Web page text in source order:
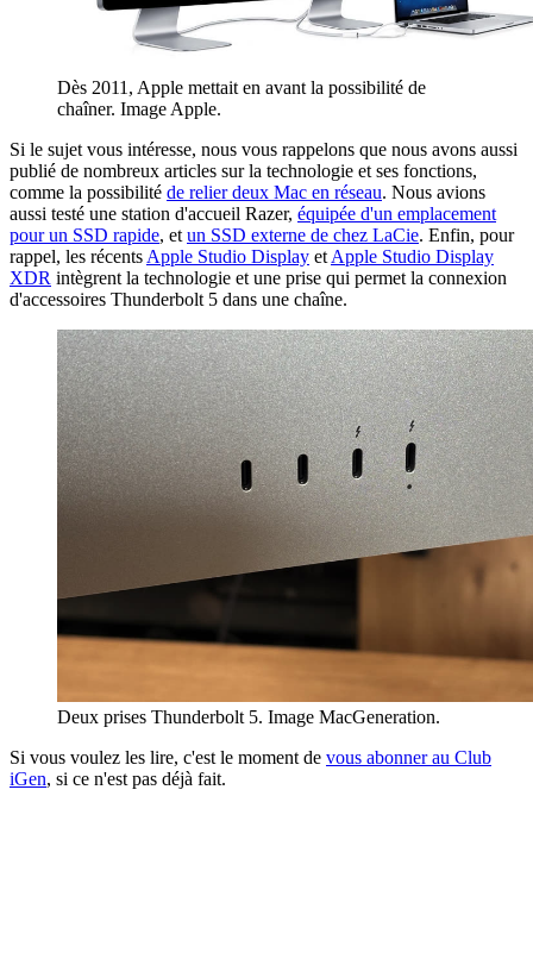
Dès 2011, Apple mettait en avant la possibilité de
chaîner. Image Apple.
Si le sujet vous intéresse, nous vous rappelons que nous avons aussi
publié de nombreux articles sur la technologie et ses fonctions,
comme la possibilité de relier deux Mac en réseau. Nous avions
aussi testé une station d'accueil Razer, équipée d'un emplacement
pour un SSD rapide, etun SSD externe de chez LaCie. Enfin, pour
rappel, les récentsApple Studio Display etApple Studio Display
XDR intègrent la technologie et une prise qui permet la connexion
d'accessoires Thunderbolt 5 dans une chaîne.
Deux prises Thunderbolt 5. Image MacGeneration.
Si vous voulez les lire, c'est le moment de vous abonner au Club
iGen, si ce n'est pas déjà fait.